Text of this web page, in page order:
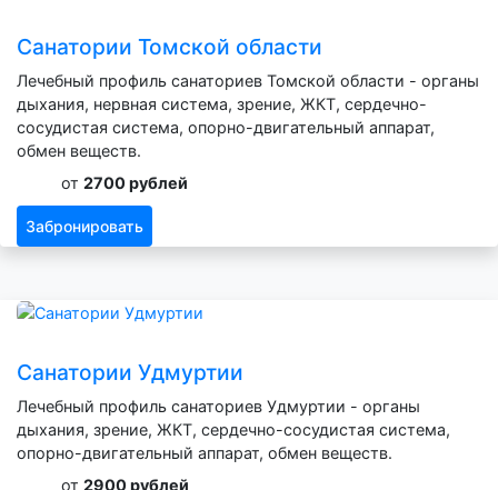
Санатории Томской области
Лечебный профиль санаториев Томской области - органы
дыхания, нервная система, зрение, ЖКТ, сердечно-
сосудистая система, опорно-двигательный аппарат,
обмен веществ.
от 2700 рублей
Забронировать
Санатории Удмуртии
Лечебный профиль санаториев Удмуртии - органы
дыхания, зрение, ЖКТ, сердечно-сосудистая система,
опорно-двигательный аппарат, обмен веществ.
от 2900 рублей